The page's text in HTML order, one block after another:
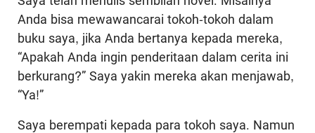
Anda bisa mewawancarai tokoh-tokoh dalam
buku saya, jika Anda bertanya kepada mereka,
“Apakah Anda ingin penderitaan dalam cerita ini
berkurang?” Saya yakin mereka akan menjawab,
“Ya!”
Saya berempati kepada para tokoh saya. Namun